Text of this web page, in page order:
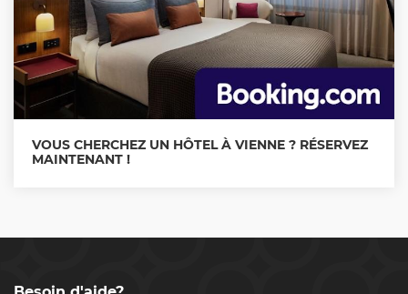
VOUS CHERCHEZ UN HÔTEL À VIENNE ? RÉSERVEZ
MAINTENANT !